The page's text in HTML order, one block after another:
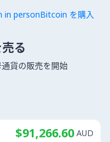
in personBitcoin を購入
る
貨の販売を開始
$91,266.60 AUD